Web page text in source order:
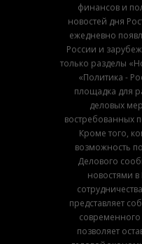
финансов и
новостей дня
ежедневно
России и
только разделы
«Политика -
площадка для
деловых
востребованных
Кроме того,
возможность
Делового
новостями в
представляет
позволяет